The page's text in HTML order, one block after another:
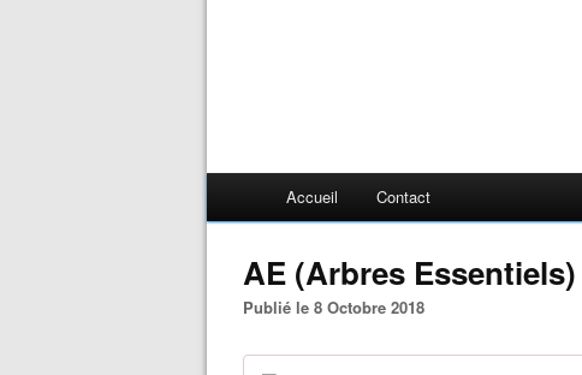
Accueil Contact
AE (Arbres
Publié le 8 Octobre 2018